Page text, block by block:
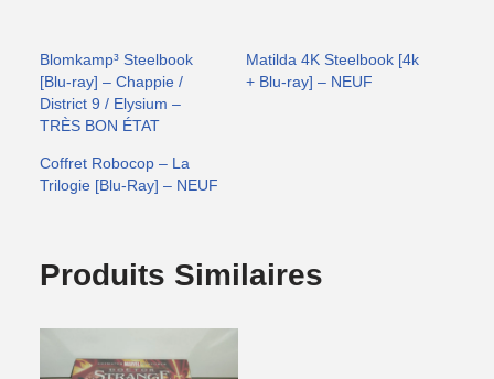
Blomkamp³ Steelbook
[Blu-ray] – Chappie /
District 9 / Elysium –
TRÈS BON ÉTAT
Matilda 4K Steelbook [4k
+ Blu-ray] – NEUF
Coffret Robocop – La
Trilogie [Blu-Ray] – NEUF
Produits Similaires